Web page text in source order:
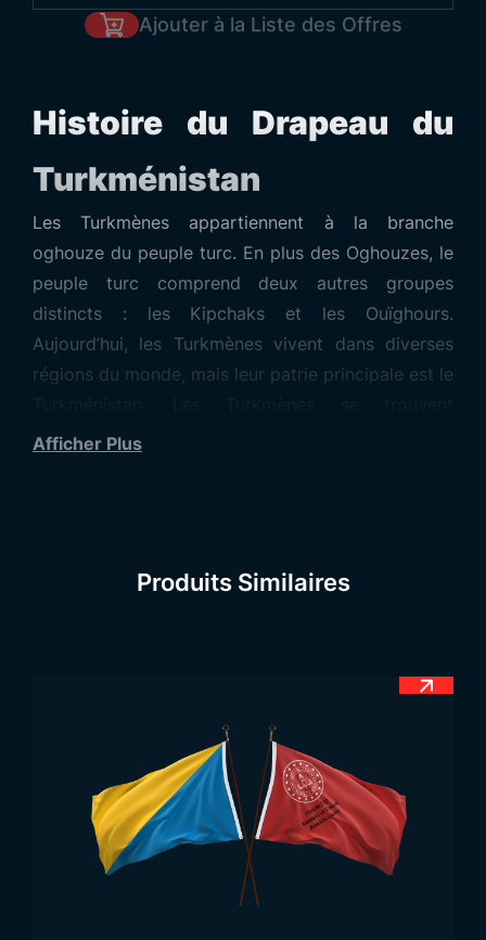
Ajouter à la Liste des Offres
Histoire du Drapeau du
Turkménistan
Les Turkmènes appartiennent à la branche
oghouze du peuple turc. En plus des Oghouzes, le
peuple turc comprend deux autres groupes
distincts : les Kipchaks et les Ouïghours.
Aujourd’hui, les Turkmènes vivent dans diverses
régions du monde, mais leur patrie principale est le
également en Irak, en Syrie et en Anatolie. Bien
ailleurs. Même si les Turkmènes vivant de manière
, vous
Signification du Drapeau
du Turkménistan
Les drapeaux sont conçus pour représenter
l’indépendance d’un pays et exprimer ce qui est
important pour la nation. Le drapeau turkmène a
Afficher Plus
Produits Similaires